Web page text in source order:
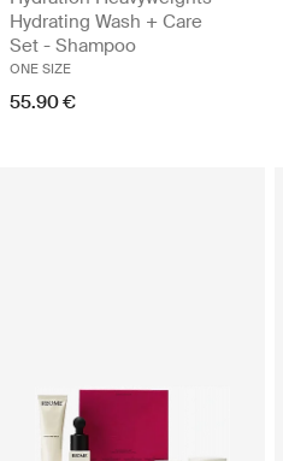
Hydrating Wash + Care
Set - Shampoo
ONE SIZE
55.90 €